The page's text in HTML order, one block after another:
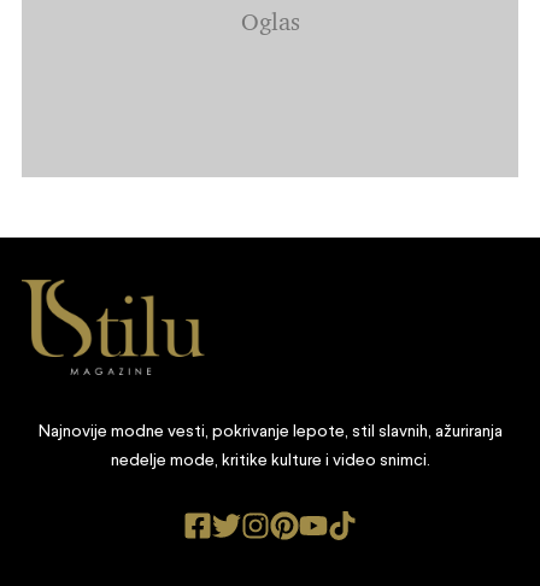
Najnovije modne vesti, pokrivanje lepote, stil slavnih, ažuriranja
nedelje mode, kritike kulture i video snimci.